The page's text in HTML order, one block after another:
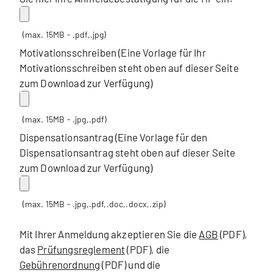
(max. 15MB - .pdf,.jpg)
Motivationsschreiben (Eine Vorlage für Ihr
Motivationsschreiben steht oben auf dieser Seite
zum Download zur Verfügung)
(max. 15MB - .jpg,.pdf)
Dispensationsantrag (Eine Vorlage für den
Dispensationsantrag steht oben auf dieser Seite
zum Download zur Verfügung)
(max. 15MB - .jpg,.pdf,.doc,.docx,.zip)
Mit Ihrer Anmeldung akzeptieren Sie die AGB (PDF),
das Prüfungsreglement(PDF), die
Gebührenordnung (PDF) und die